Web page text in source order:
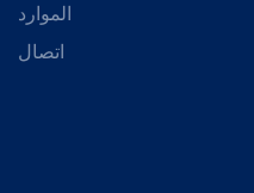
الموارد
اتصال